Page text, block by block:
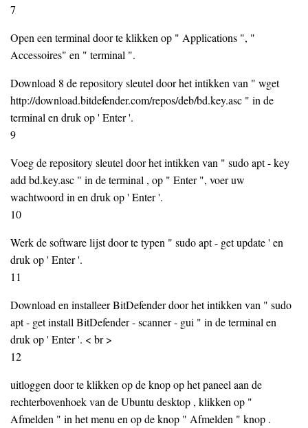
7
Open een terminal door te klikken op " Applications ", "
Accessoires" en " terminal ".
Download 8 de repository sleutel door het intikken van " wget
http://download.bitdefender.com/repos/deb/bd.key.asc " in de
terminal en druk op ' Enter '.
9
Voeg de repository sleutel door het intikken van " sudo apt - key
add bd.key.asc " in de terminal , op " Enter ", voer uw
wachtwoord in en druk op ' Enter '.
10
Werk de software lijst door te typen " sudo apt - get update ' en
druk op ' Enter '.
11
Download en installeer BitDefender door het intikken van " sudo
apt - get install BitDefender - scanner - gui " in de terminal en
druk op ' Enter '. < br >
12
uitloggen door te klikken op de knop op het paneel aan de
rechterbovenhoek van de Ubuntu desktop , klikken op "
Afmelden " in het menu en op de knop " Afmelden " knop .